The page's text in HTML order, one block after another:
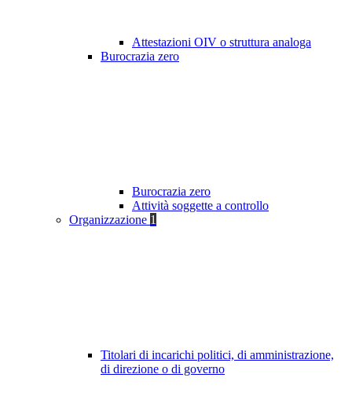
Attestazioni OIV o struttura analoga
Burocrazia zero
Burocrazia zero
Attività soggette a controllo
Organizzazione 1
Titolari di incarichi politici, di amministrazione,
di direzione o di governo